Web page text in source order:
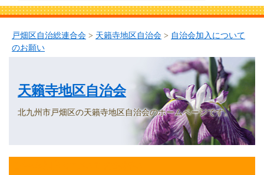
戸畑区自治総連合会 > 天籟寺地区自治会 > 自治会加入について
のお願い
天籟寺地区自治会
北九州市戸畑区の天籟寺地区自治会のホームページです。